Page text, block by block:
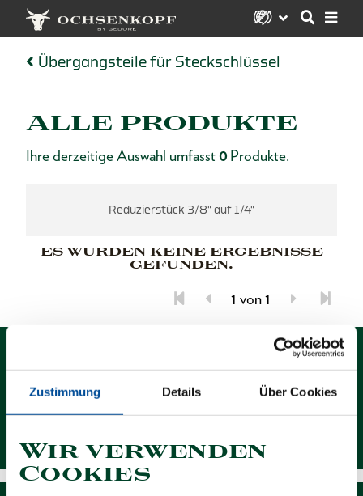
Zustimmung Details Über Cookies
Wir verwenden
Cookies
Übergangsteile für Steckschlüssel
ALLE PRODUKTE
Ihre derzeitige Auswahl umfasst 0 Produkte.
Reduzierstück 3/8" auf 1/4"
ES WURDEN KEINE ERGEBNISSE
GEFUNDEN.
1 von 1